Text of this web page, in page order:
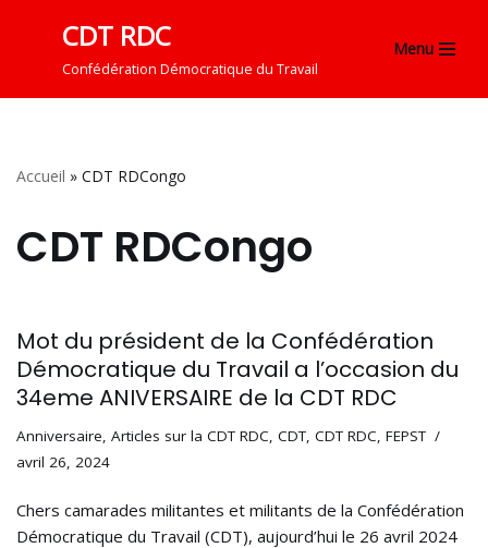
CDT RDC
Confédération Démocratique du Travail
Menu
Accueil » CDT RDCongo
CDT RDCongo
Mot du président de la Confédération
Démocratique du Travail a l’occasion du
34eme ANIVERSAIRE de la CDT RDC
Anniversaire, Articles sur la CDT RDC, CDT, CDT RDC, FEPST
avril 26, 2024
Chers camarades militantes et militants de la Confédération
Démocratique du Travail (CDT), aujourd’hui le 26 avril 2024